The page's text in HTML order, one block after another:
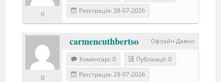
0
Реєстрація: 28-07-2026
Офлайн Давно
carmencuthbertso
0
Коментарі: 0
Публікації: 0
Реєстрація: 28-07-2026